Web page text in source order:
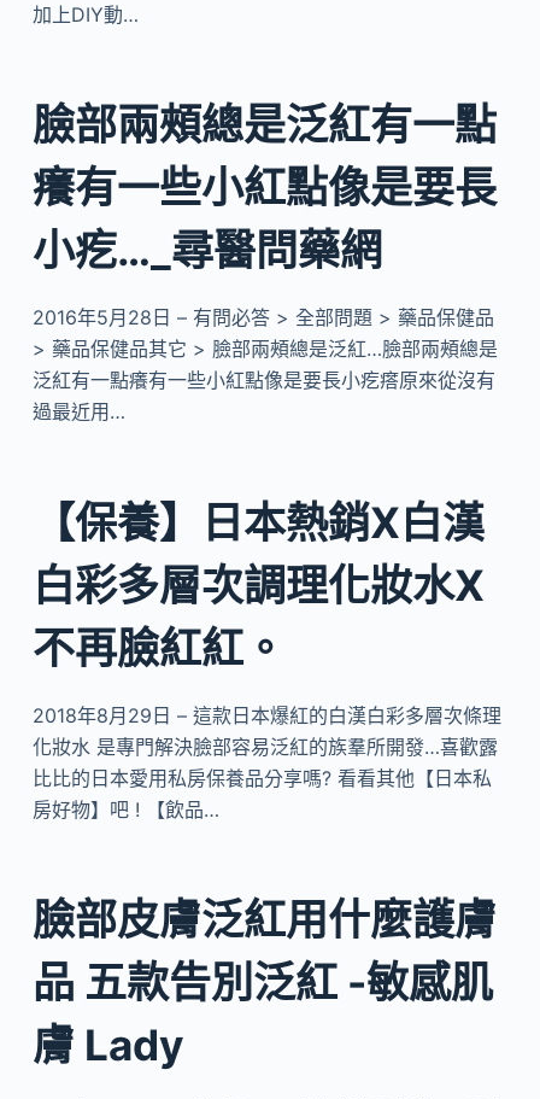
加上DIY動…
臉部兩頰總是泛紅有一點
癢有一些小紅點像是要長
小疙…_尋醫問藥網
2016年5月28日 – 有問必答 > 全部問題 > 藥品保健品
> 藥品保健品其它 > 臉部兩頰總是泛紅…臉部兩頰總是
泛紅有一點癢有一些小紅點像是要長小疙瘩原來從沒有
過最近用…
【保養】日本熱銷X白漢
白彩多層次調理化妝水X
不再臉紅紅。
2018年8月29日 – 這款日本爆紅的白漢白彩多層次條理
化妝水 是專門解決臉部容易泛紅的族羣所開發…喜歡露
比比的日本愛用私房保養品分享嗎? 看看其他【日本私
房好物】吧 ! 【飲品…
臉部皮膚泛紅用什麼護膚
品 五款告別泛紅 -敏感肌
膚 Lady